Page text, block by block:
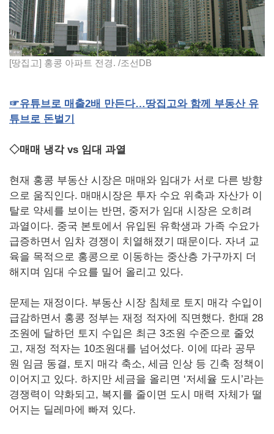
[땅집고] 홍콩 아파트 전경. /조선DB
☞유튜브로 매출2배 만든다…땅집고와 함께 부동산 유
튜브로 돈벌기
◇매매 냉각 vs 임대 과열
현재 홍콩 부동산 시장은 매매와 임대가 서로 다른 방향
으로 움직인다. 매매시장은 투자 수요 위축과 자산가 이
탈로 약세를 보이는 반면, 중저가 임대 시장은 오히려
과열이다. 중국 본토에서 유입된 유학생과 가족 수요가
급증하면서 임차 경쟁이 치열해졌기 때문이다. 자녀 교
육을 목적으로 홍콩으로 이동하는 중산층 가구까지 더
해지며 임대 수요를 밀어 올리고 있다.
문제는 재정이다. 부동산 시장 침체로 토지 매각 수입이
급감하면서 홍콩 정부는 재정 적자에 직면했다. 한때 28
조원에 달하던 토지 수입은 최근 3조원 수준으로 줄었
고, 재정 적자는 10조원대를 넘어섰다. 이에 따라 공무
원 임금 동결, 토지 매각 축소, 세금 인상 등 긴축 정책이
이어지고 있다. 하지만 세금을 올리면 ‘저세율 도시’라는
경쟁력이 약화되고, 복지를 줄이면 도시 매력 자체가 떨
어지는 딜레마에 빠져 있다.